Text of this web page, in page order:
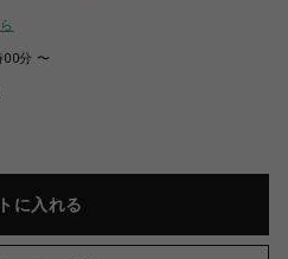
分 〜
に入れる